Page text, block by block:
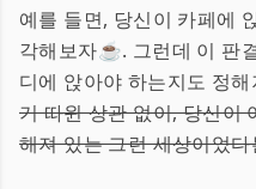
예를 들면, 당신이 카페에
각해보자☕️. 그런데 이 판
디에 앉아야 하는지도 정
기 따윈 상관 없이, 당신이
해져 있는 그런 세상이었